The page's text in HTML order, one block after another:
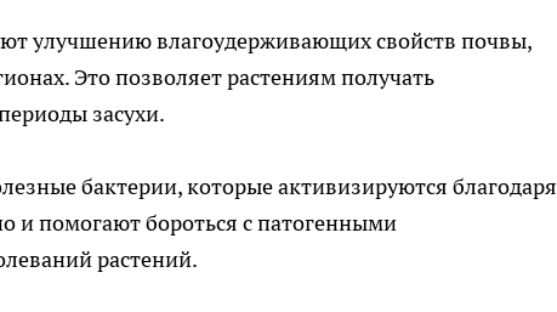
улучшению влагоудерживающих свойств почвы,
Это позволяет растениям получать
засухи.
бактерии, которые активизируются благодаря
и помогают бороться с патогенными
растений.